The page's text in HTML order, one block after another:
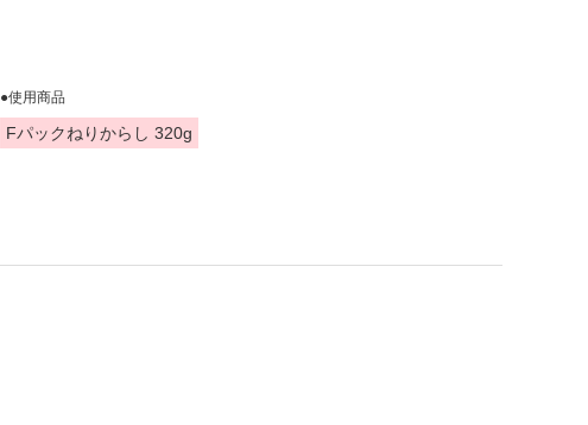
●使用商品
Fパックねりからし 320g